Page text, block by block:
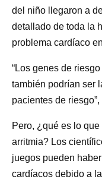
del niño llegaron a
detallado de toda la
problema cardíaco
“Los genes de
también podrían ser
pacientes de
Pero, ¿qué es lo que
arritmia? Los
juegos pueden
cardíacos debido a